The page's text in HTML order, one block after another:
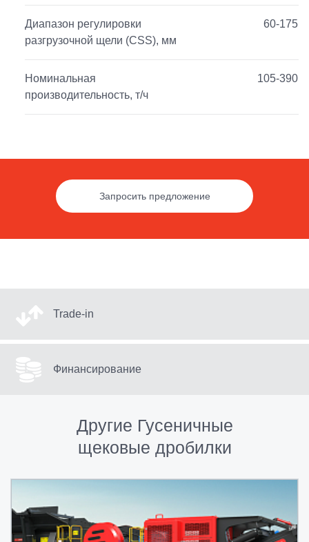
Запросить предложение
Диапазон регулировки
разгрузочной щели (CSS), мм
60-175
Номинальная
производительность, т/ч
105-390
Trade-in
Финансирование
Другие Гусеничные
щековые дробилки